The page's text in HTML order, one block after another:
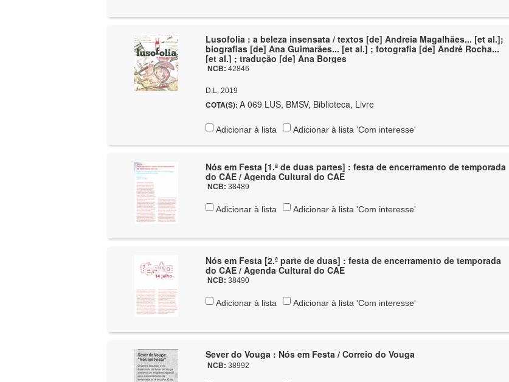
Lusofolia : a beleza insensata / textos [de] Andreia Magalhães... [et al.];
biografias [de] Ana Guimarães... [et al.] ; fotografia [de] André Rocha...
[et al.] ; tradução [de] Ana Borges
NCB:42846
D.L. 2019
COTA(S):A 069 LUS, BMSV, Biblioteca, Livre
Adicionar à lista Adicionar à lista 'Com interesse'
Nós em Festa [1.ª de duas partes] : festa de encerramento de temporada
do CAE / Agenda Cultural do CAE
NCB:38489
Adicionar à lista Adicionar à lista 'Com interesse'
Nós em Festa [2.ª parte de duas] : festa de encerramento de temporada
do CAE / Agenda Cultural do CAE
NCB:38490
Adicionar à lista Adicionar à lista 'Com interesse'
Sever do Vouga : Nós em Festa / Correio do Vouga
NCB:38992